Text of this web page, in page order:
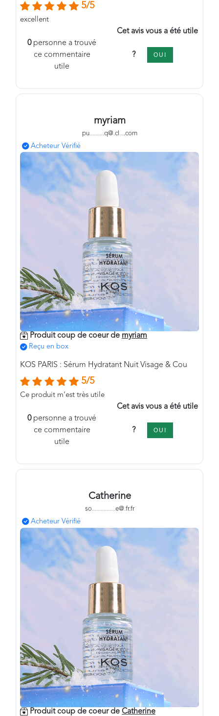
5/5
excellent
0personne a trouvé
ce commentaire
utile
Cet avis vous a été utile
? OUI
myriam
pu..........q@.cl ....com
Acheteur Vérifié
Produit coup de coeur de myriam
Reçu en box
KOS PARIS : Sérum Hydratant Nuit Visage & Cou
5/5
Ce produit m’est très utile
0personne a trouvé
ce commentaire
utile
Cet avis vous a été utile
? OUI
Catherine
so................e@.fr.fr
Acheteur Vérifié
Produit coup de coeur de Catherine